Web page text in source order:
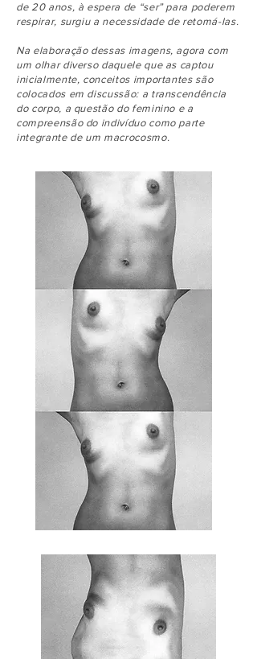
de 20 anos, à espera de “ser” para poderem
respirar, surgiu a necessidade de retomá-las.
Na elaboração dessas imagens, agora com
um olhar diverso daquele que as captou
inicialmente, conceitos importantes são
colocados em discussão: a transcendência
do corpo, a questão do feminino e a
compreensão do indivíduo como parte
integrante de um macrocosmo.